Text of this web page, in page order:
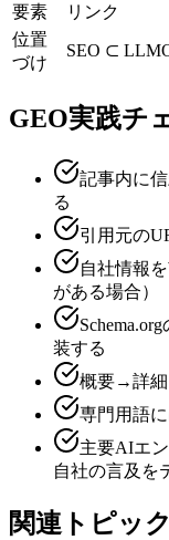
要素
リンク
位置
づけ
SEO ⊂
GEO実践チ
記事内に
る
引用元の
自社情報
がある場合）
装する
概要→詳細
専門用語
主要AIエ
自社の言及を
関連トピッ